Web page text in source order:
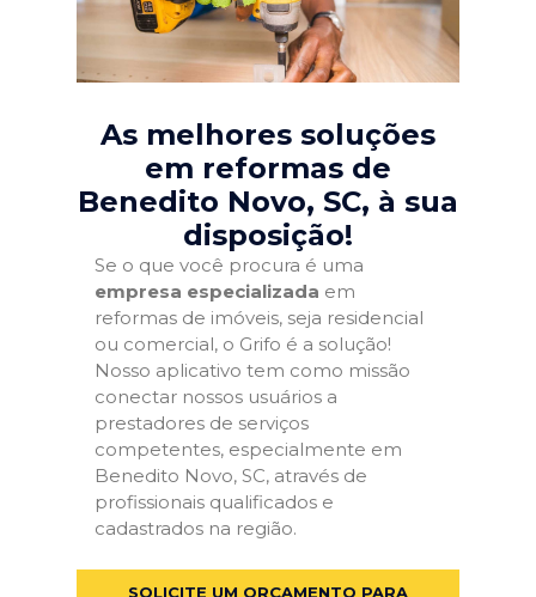
As melhores soluções
em reformas de
Benedito Novo, SC, à sua
disposição!
Se o que você procura é uma
empresa especializada em
reformas de imóveis, seja residencial
ou comercial, o Grifo é a solução!
Nosso aplicativo tem como missão
conectar nossos usuários a
prestadores de serviços
competentes, especialmente em
Benedito Novo, SC, através de
profissionais qualificados e
cadastrados na região.
SOLICITE UM ORÇAMENTO PARA